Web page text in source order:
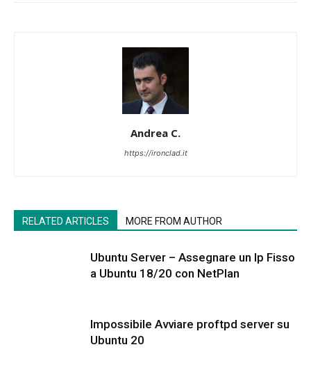
Andrea C.
https://ironclad.it
RELATED ARTICLES MORE FROM AUTHOR
Ubuntu Server – Assegnare un Ip Fisso
a Ubuntu 18/20 con NetPlan
Impossibile Avviare proftpd server su
Ubuntu 20